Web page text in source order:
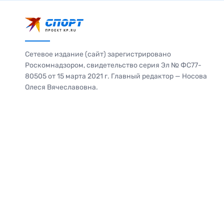
Сетевое издание (сайт) зарегистрировано
Роскомнадзором, свидетельство серия Эл № ФС77-
80505 от 15 марта 2021 г. Главный редактор — Носова
Олеся Вячеславовна.